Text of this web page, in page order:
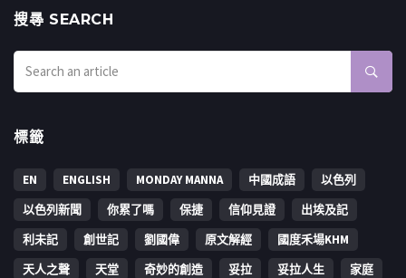
搜㝷 SEARCH
標籤
EN ENGLISH MONDAY MANNA 中國成語
以色列
以色列新聞
你累了嗎 保捷 信仰見證
出埃及記
利未記
創世記 劉國偉 原文解經
國度禾場KHM
天人之聲
天堂 奇妙的創造 妥拉 妥拉人生
家庭